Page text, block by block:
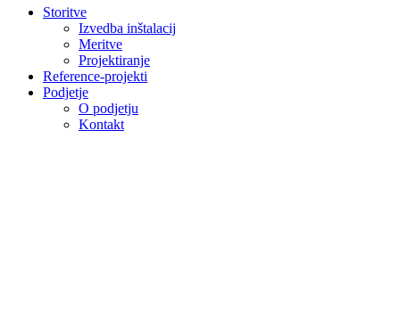
Storitve
Izvedba inštalacij
Meritve
Projektiranje
Reference-projekti
Podjetje
O podjetju
Kontakt